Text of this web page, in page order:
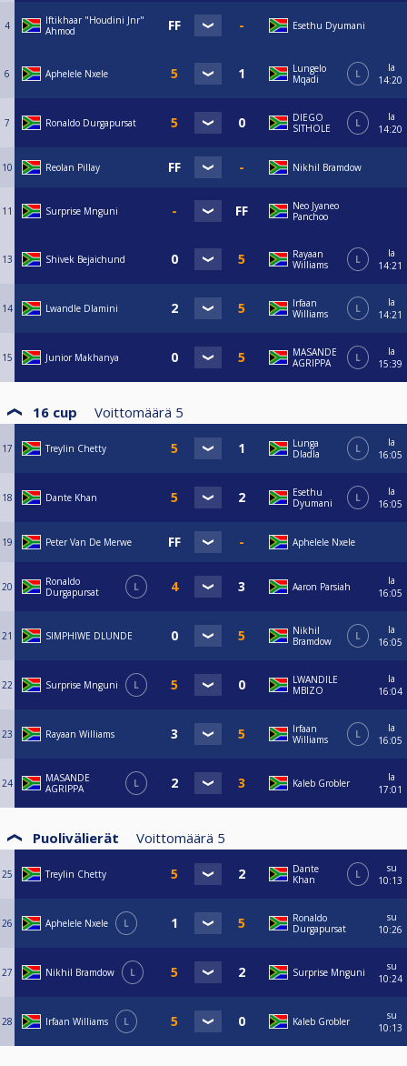
4
Iftikhaar "Houdini Jnr"
Ahmod
Esethu Dyumani
6 Aphelele Nxele
Lungelo
Mqadi
L
la
14:20
7 Ronaldo Durgapursat
DIEGO
SITHOLE
L
la
14:20
10 Reolan Pillay Nikhil Bramdow
11 Surprise Mnguni
Neo Jyaneo
Panchoo
13 Shivek Bejaichund
Rayaan
Williams
L
la
14:21
14 Lwandle Dlamini
Irfaan
Williams
L
la
14:21
15 Junior Makhanya
MASANDE
AGRIPPA
L
la
15:39
16 cup Voittomäärä 5
17 Treylin Chetty
Lunga
Dladla
L
la
16:05
18 Dante Khan
Esethu
Dyumani
L
la
16:05
19 Peter Van De Merwe Aphelele Nxele
20
Ronaldo
Durgapursat
L Aaron Parsiah
la
16:05
21 SIMPHIWE DLUNDE
Nikhil
Bramdow
L
la
16:05
22 Surprise Mnguni L
LWANDILE
MBIZO
la
16:04
23 Rayaan Williams
Irfaan
Williams
L
la
16:05
24
MASANDE
AGRIPPA
L Kaleb Grobler
la
17:01
Puolivälierät Voittomäärä 5
25 Treylin Chetty
Dante
Khan
L
su
10:13
26 Aphelele Nxele L
Ronaldo
Durgapursat
su
10:26
27 Nikhil Bramdow L Surprise Mnguni
su
10:24
28 Irfaan Williams L Kaleb Grobler
su
10:13